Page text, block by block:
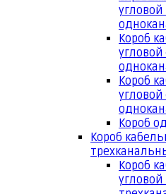
Короб
Короб
Короб
Короб
Короб